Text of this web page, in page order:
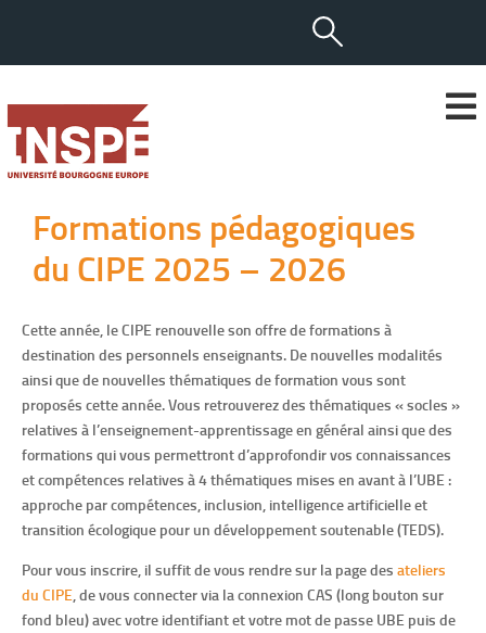
Formations pédagogiques
du CIPE 2025 – 2026
Cette année, le CIPE renouvelle son offre de formations à
destination des personnels enseignants. De nouvelles modalités
ainsi que de nouvelles thématiques de formation vous sont
proposés cette année. Vous retrouverez des thématiques « socles »
relatives à l’enseignement-apprentissage en général ainsi que des
formations qui vous permettront d’approfondir vos connaissances
et compétences relatives à 4 thématiques mises en avant à l’UBE :
approche par compétences, inclusion, intelligence artificielle et
transition écologique pour un développement soutenable (TEDS).
Pour vous inscrire, il suffit de vous rendre sur la page des ateliers
du CIPE, de vous connecter via la connexion CAS (long bouton sur
fond bleu) avec votre identifiant et votre mot de passe UBE puis de